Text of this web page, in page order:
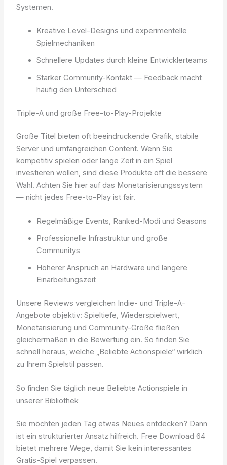
Systemen.
Kreative Level-Designs und experimentelle
Spielmechaniken
Schnellere Updates durch kleine Entwicklerteams
Starker Community-Kontakt — Feedback macht
häufig den Unterschied
Triple-A und große Free-to-Play-Projekte
Große Titel bieten oft beeindruckende Grafik, stabile
Server und umfangreichen Content. Wenn Sie
kompetitiv spielen oder lange Zeit in ein Spiel
investieren wollen, sind diese Produkte oft die bessere
Wahl. Achten Sie hier auf das Monetarisierungssystem
— nicht jedes Free-to-Play ist fair.
Regelmäßige Events, Ranked-Modi und Seasons
Professionelle Infrastruktur und große
Communitys
Höherer Anspruch an Hardware und längere
Einarbeitungszeit
Unsere Reviews vergleichen Indie- und Triple-A-
Angebote objektiv: Spieltiefe, Wiederspielwert,
Monetarisierung und Community-Größe fließen
gleichermaßen in die Bewertung ein. So finden Sie
schnell heraus, welche „Beliebte Actionspiele“ wirklich
zu Ihrem Spielstil passen.
So finden Sie täglich neue Beliebte Actionspiele in
unserer Bibliothek
Sie möchten jeden Tag etwas Neues entdecken? Dann
ist ein strukturierter Ansatz hilfreich. Free Download 64
bietet mehrere Wege, damit Sie kein interessantes
Gratis-Spiel verpassen.